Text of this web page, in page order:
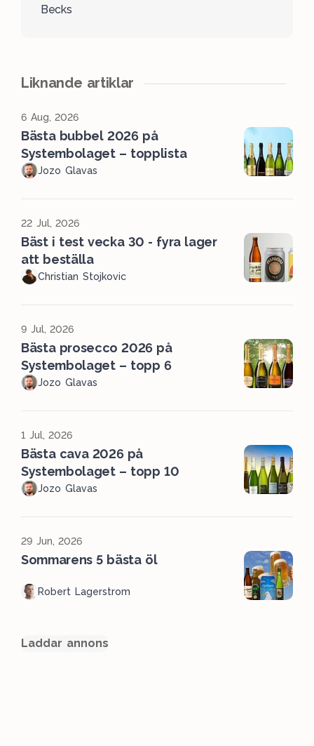
Becks
Liknande artiklar
6 Aug, 2026
Bästa bubbel 2026 på
Systembolaget – topplista
Jozo Glavas
22 Jul, 2026
Bäst i test vecka 30 - fyra lager
att beställa
Christian Stojkovic
9 Jul, 2026
Bästa prosecco 2026 på
Systembolaget – topp 6
Jozo Glavas
1 Jul, 2026
Bästa cava 2026 på
Systembolaget – topp 10
Jozo Glavas
29 Jun, 2026
Sommarens 5 bästa öl
Robert Lagerstrom
Laddar annons